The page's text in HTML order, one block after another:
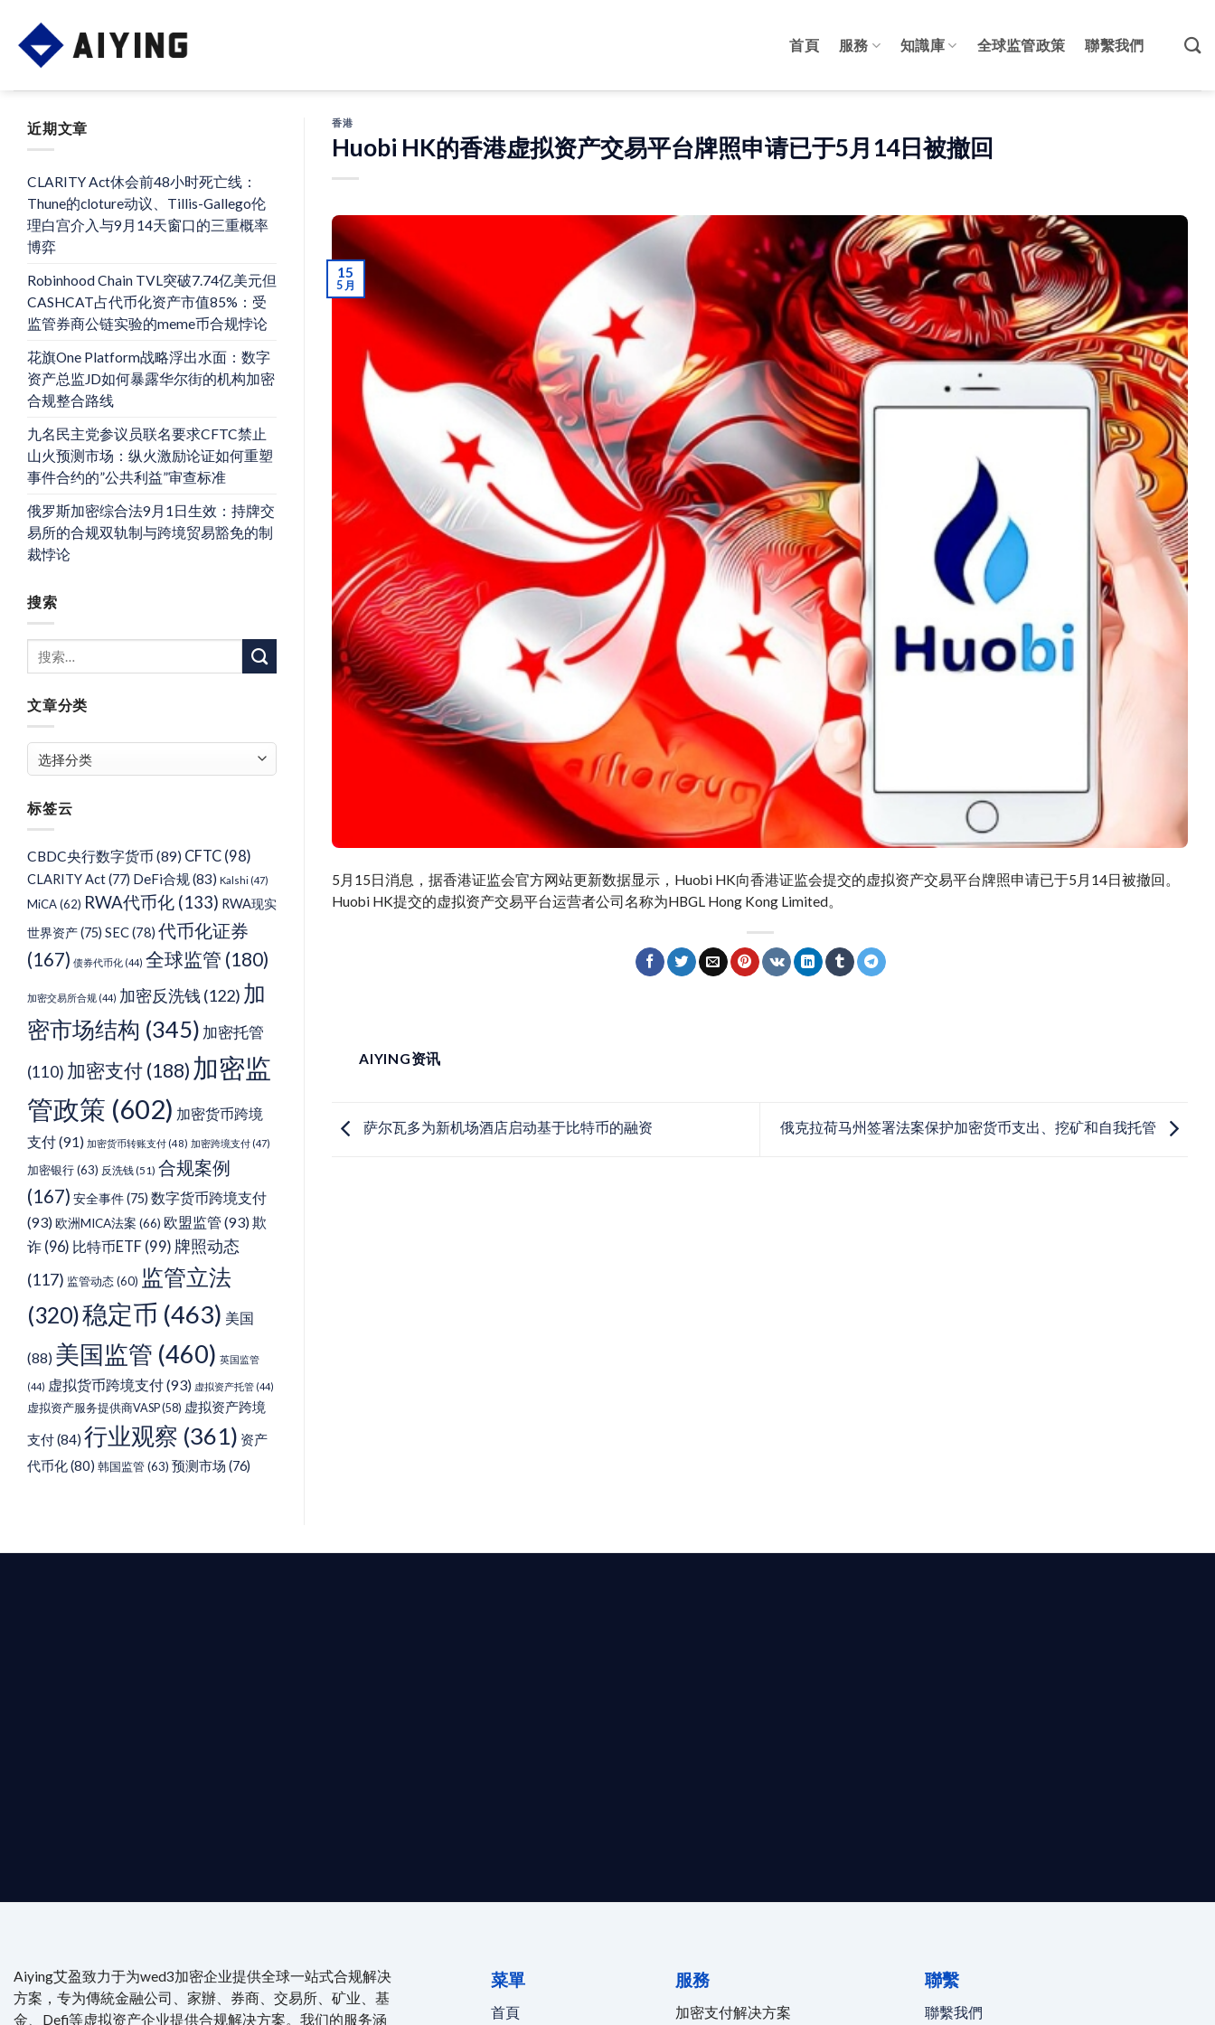
content
首頁 服務 知識庫 全球监管政策 聯繫我們
近期文章
CLARITY Act休会前48小时死亡线：
Thune的cloture动议、Tillis-Gallego伦
理白宫介入与9月14天窗口的三重概率
博弈
Robinhood Chain TVL突破7.74亿美元但
CASHCAT占代币化资产市值85%：受
监管券商公链实验的meme币合规悖论
花旗One Platform战略浮出水面：数字
资产总监JD如何暴露华尔街的机构加密
合规整合路线
九名民主党参议员联名要求CFTC禁止
山火预测市场：纵火激励论证如何重塑
事件合约的”公共利益”审查标准
俄罗斯加密综合法9月1日生效：持牌交
易所的合规双轨制与跨境贸易豁免的制
裁悖论
搜索
文章分类
章
类
标签云
CBDC央行数字货币 (89) CFTC (98)
CLARITY Act(77) DeFi合规(83) Kalshi (47)
MiCA(62) RWA代币化 (133) RWA现实
世界资产(75) SEC(78) 代币化证券
(167) 债券代币化 (44) 全球监管 (180)
加密交易所合规 (44) 加密反洗钱 (122) 加
密市场结构 (345) 加密托管
(110) 加密支付 (188) 加密监
管政策 (602) 加密货币跨境
支付(91) 加密货币转账支付 (48) 加密跨境支付 (47)
加密银行(63) 反洗钱(51) 合规案例
(167) 安全事件(75) 数字货币跨境支付
(93)欧洲MICA法案 (66) 欧盟监管 (93)欺
诈 (96) 比特币ETF (99) 牌照动态
(117) 监管动态(60) 监管立法
(320)稳定币 (463) 美国
(88) 美国监管 (460) 英国监管
(44) 虚拟货币跨境支付(93) 虚拟资产托管 (44)
虚拟资产服务提供商VASP(58) 虚拟资产跨境
支付(84) 行业观察 (361) 资产
代币化(80) 韩国监管(63) 预测市场 (76)
香港
Huobi HK的香港虚拟资产交易平台牌照申请已于5月14日被撤回
15
5 月
5月15日消息，据香港证监会官方网站更新数据显示，Huobi HK向香港证监会提交的虚拟资产交易平台牌照申请已于5月14日被撤回。
Huobi HK提交的虚拟资产交易平台运营者公司名称为HBGL Hong Kong Limited。
AIYING资讯
萨尔瓦多为新机场酒店启动基于比特币的融资 俄克拉荷马州签署法案保护加密货币支出、挖矿和自我托管
Aiying艾盈致力于为wed3加密企业提供全球一站式合规解决
方案，专为傳統金融公司、家辦、券商、交易所、矿业、基
金、Defi等虚拟资产企业提供合规解决方案。我们的服务涵
菜單
首頁
服務
加密支付解决方案
聯繫
聯繫我們